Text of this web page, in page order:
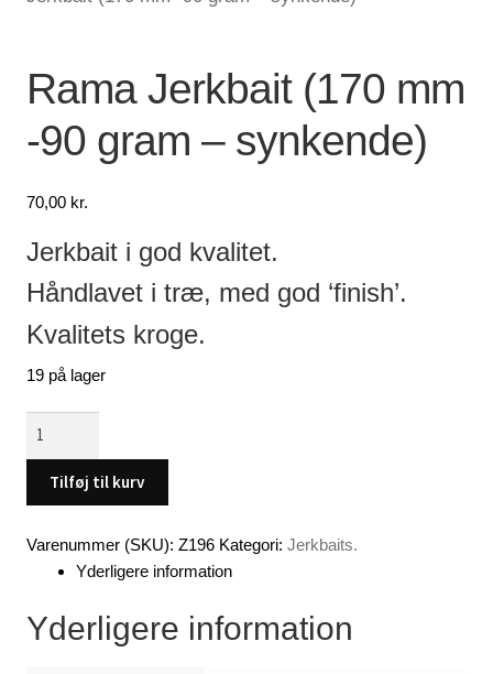
Min Konto
Glemt adgangskode
Rama Jerkbait (170 mm
-90 gram – synkende)
70,00 kr.
Jerkbait i god kvalitet.
Håndlavet i træ, med god ‘finish’.
Kvalitets kroge.
19 på lager
(170
mm
gram
antal
Tilføj til kurv
Varenummer (SKU):Z196 Kategori:Jerkbaits.
Yderligere information
Yderligere information